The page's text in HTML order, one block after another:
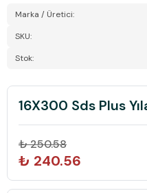
Marka / Üretici:
SKU:
Stok:
16X300 Sds Plus
₺ 250.58
₺ 240.56